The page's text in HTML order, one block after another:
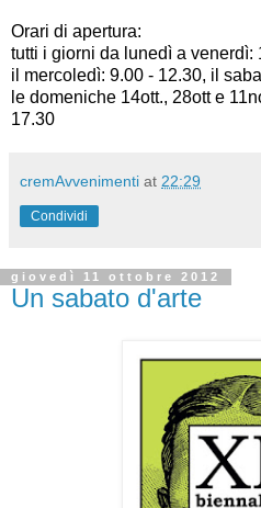
Orari di apertura:
tutti i giorni da lunedì a venerdì:
il mercoledì: 9.00 - 12.30, il
le domeniche 14ott., 28ott e
17.30
cremAvvenimenti at 22:29
Condividi
giovedì 11 ottobre 2012
Un sabato d'arte